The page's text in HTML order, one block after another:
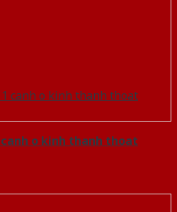
canh o kinh thanh thoat